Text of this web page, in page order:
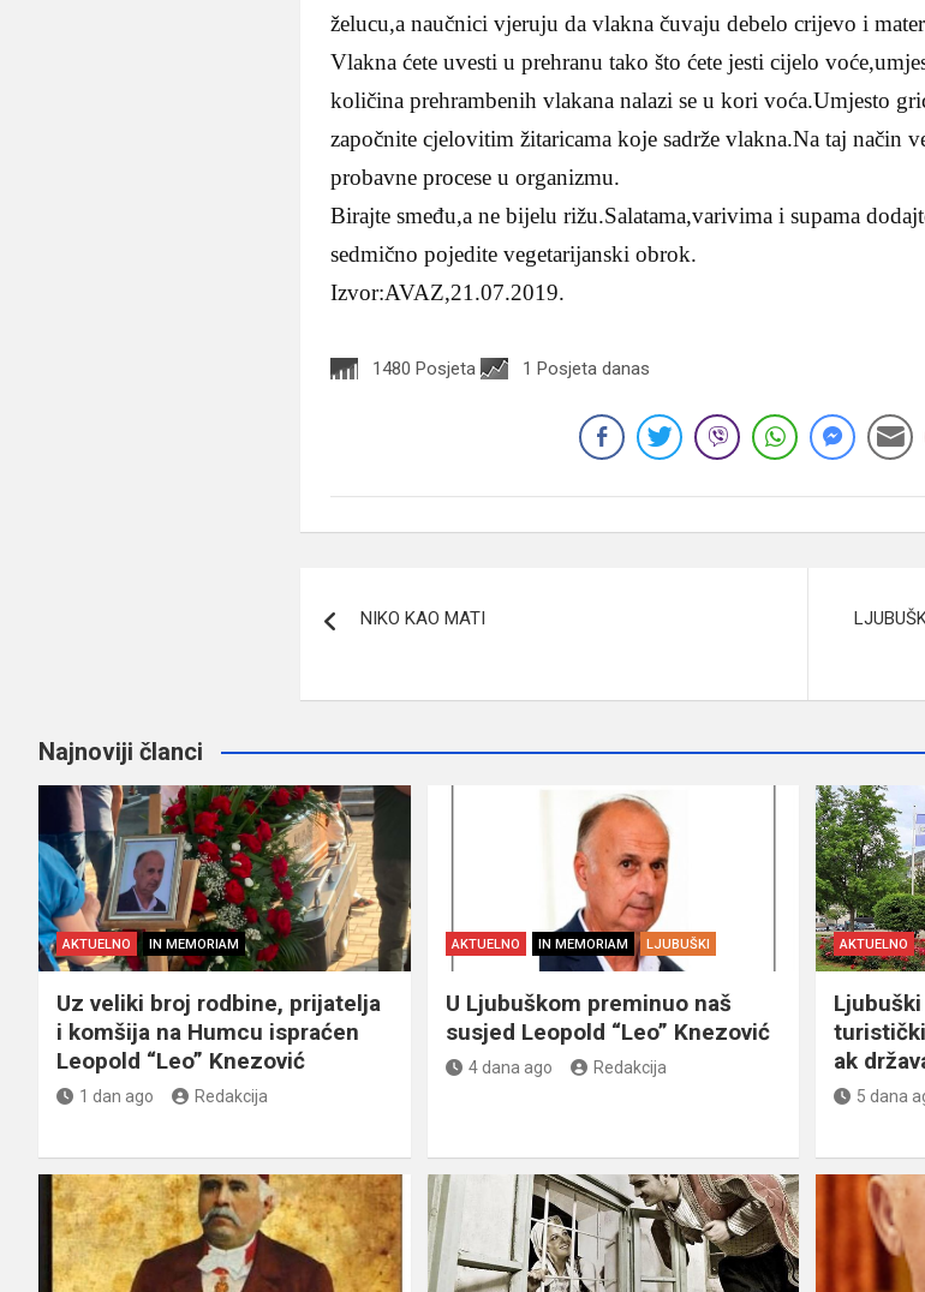
želucu,a naučnici vjeruju da vlakna čuvaju debelo crijevo i
Vlakna ćete uvesti u prehranu tako što ćete jesti cijelo
količina prehrambenih vlakana nalazi se u kori voća.Umjesto
započnite cjelovitim žitaricama koje sadrže vlakna.Na taj način
probavne procese u organizmu.
Birajte smeđu,a ne bijelu rižu.Salatama,varivima i supama
sedmično pojedite vegetarijanski obrok.
Izvor:AVAZ,21.07.2019.
1480 Posjeta 1 Posjeta danas
članaka
NIKO KAO MATI
Najnoviji članci
AKTUELNO IN MEMORIAM
Uz veliki broj rodbine, prijatelja
i komšija na Humcu ispraćen
Leopold “Leo” Knezović
1 dan ago Redakcija
AKTUELNO IN MEMORIAM LJUBUŠKI
U Ljubuškom preminuo naš
susjed Leopold “Leo” Knezović
4 dana ago Redakcija
AKTUELNO
ak
5 dana